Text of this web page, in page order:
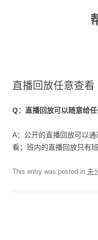
直播回放任意查看
Q：直播回放可以随意给任
A：公开的直播回放可以
看；班内的直播回放只有
This entry was posted in 未